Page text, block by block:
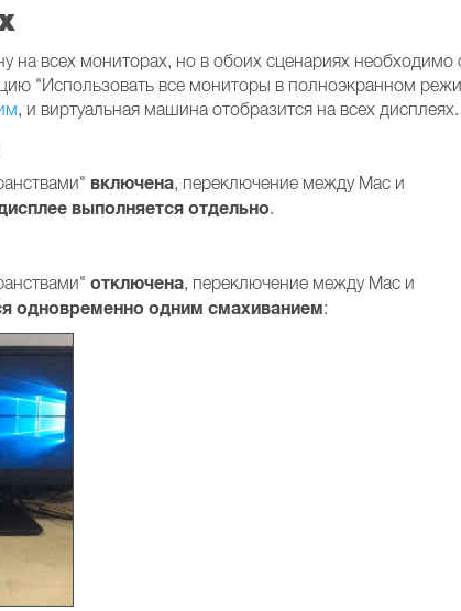
на всех мониторах, но в обоих сценариях необходимо
"Использовать все мониторы в полноэкранном
, и виртуальная машина отобразится на всех дисплеях.
включена, переключение между Mac и
выполняется отдельно.
отключена, переключение между Mac и
одновременно одним смахиванием: